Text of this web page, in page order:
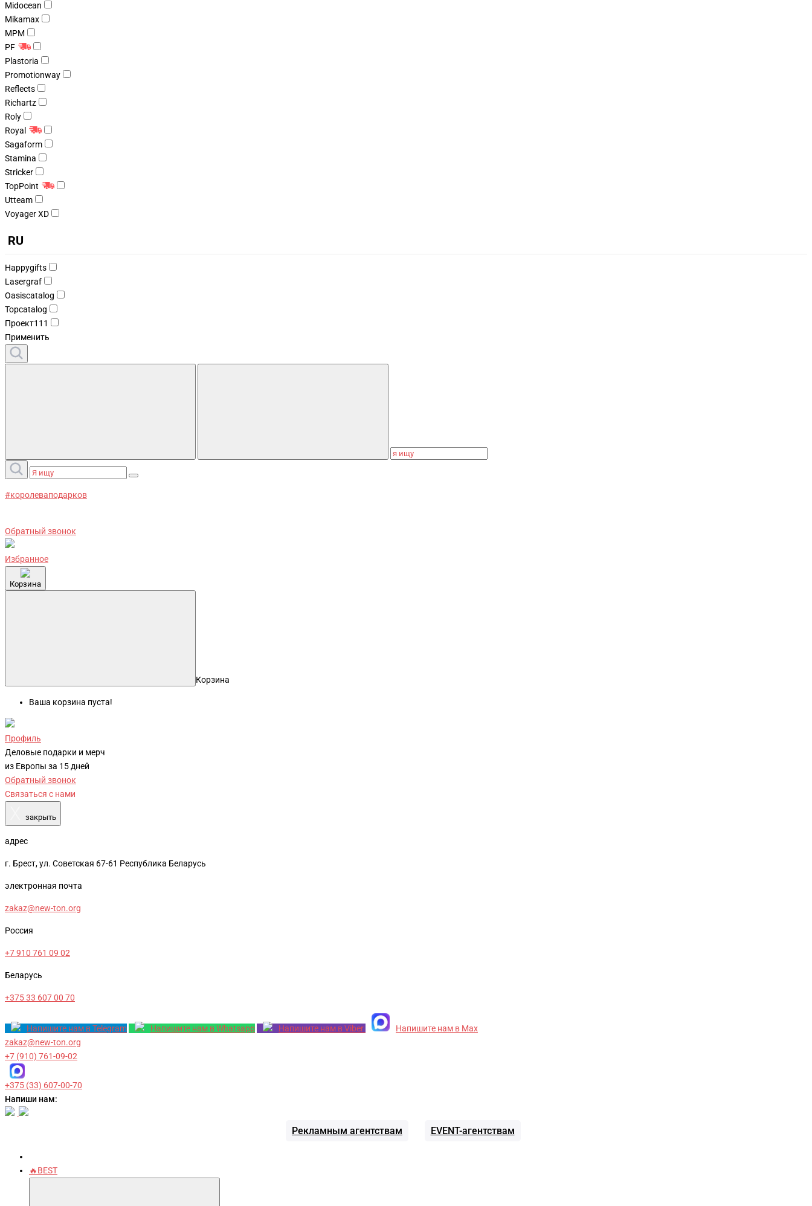
Midocean
Mikamax
MPM
PF
Plastoria
Promotionway
Reflects
Richartz
Roly
Royal
Sagaform
Stamina
Stricker
TopPoint
Utteam
Voyager XD
RU
Happygifts
Lasergraf
Oasiscatalog
Topcatalog
Проект111
Применить
#королеваподарков
Обратный звонок
Избранное
Корзина
Корзина
Ваша корзина пуста!
Профиль
Деловые подарки и мерч
из Европы за 15 дней
Обратный звонок
Связаться с нами
закрыть
адрес
г. Брест, ул. Советская 67-61 Республика Беларусь
электронная почта
zakaz@new-ton.org
Россия
+7 910 761 09 02
Беларусь
+375 33 607 00 70
Напишите нам в Telegram Напишите нам в Whatsapp Напишите нам в Viber
Напишите нам в Max
zakaz@new-ton.org
+7 (910) 761-09-02
+375 (33) 607-00-70
Напиши нам:
Рекламным агентствам EVENT-агентствам
🔥BEST